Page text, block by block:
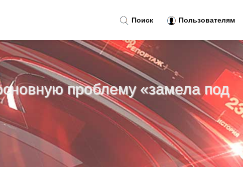
проблему «замела под
Поиск Пользователям